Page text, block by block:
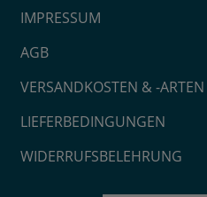
IMPRESSUM
AGB
VERSANDKOSTEN & -ARTEN
LIEFERBEDINGUNGEN
WIDERRUFSBELEHRUNG